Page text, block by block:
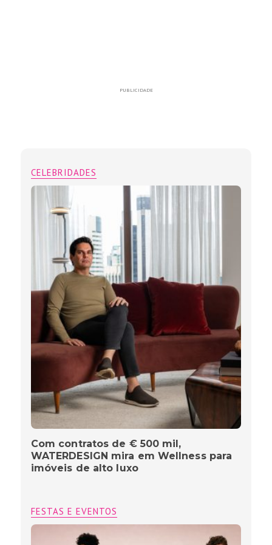
PUBLICIDADE
CELEBRIDADES
Com contratos de € 500 mil,
WATERDESIGN mira em Wellness para
imóveis de alto luxo
FESTAS E EVENTOS